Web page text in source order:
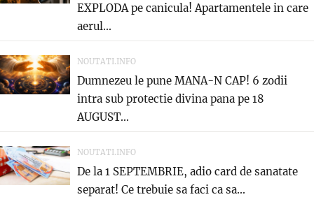
EXPLODA pe canicula! Apartamentele in care
aerul...
NOUTATI.INFO
Dumnezeu le pune MANA-N CAP! 6 zodii
intra sub protectie divina pana pe 18
AUGUST...
NOUTATI.INFO
De la 1 SEPTEMBRIE, adio card de sanatate
separat! Ce trebuie sa faci ca sa...